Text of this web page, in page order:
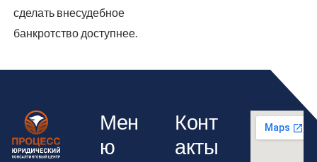
сделать внесудебное
банкротство доступнее.
Мен
ю
Конт
акты